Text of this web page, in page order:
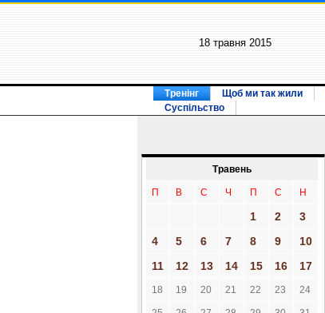
18 травня 2015
Тренінг Щоб ми так жили
Суспільство
Травень
П В С Ч П С Н
1 2
3
4
5 6 7 8 9
10
11
12 13 14 15 16 17
18 19 20 21 22 23 24